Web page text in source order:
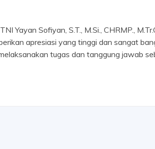
Yayan Sofiyan, S.T., M.Si., CHRMP.,
apresiasi yang tinggi dan sangat
tugas dan tanggung jawab